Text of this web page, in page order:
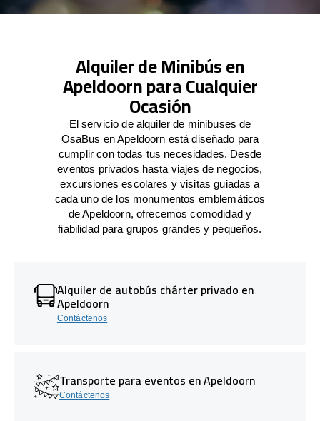
Alquiler de Minibús en
Apeldoorn para Cualquier
Ocasión
El servicio de alquiler de minibuses de
OsaBus en Apeldoorn está diseñado para
cumplir con todas tus necesidades. Desde
eventos privados hasta viajes de negocios,
excursiones escolares y visitas guiadas a
cada uno de los monumentos emblemáticos
de Apeldoorn, ofrecemos comodidad y
fiabilidad para grupos grandes y pequeños.
Alquiler de autobús chárter privado en
Apeldoorn
Contáctenos
Transporte para eventos en Apeldoorn
Contáctenos